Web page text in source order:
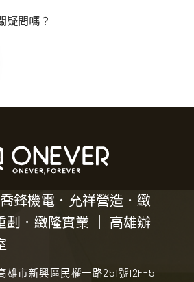
疑問嗎？
喬鋒機電．允祥營造．緻
劃．緻隆實業 ｜ 高雄辦
雄市新興區民權一路251號12F-5